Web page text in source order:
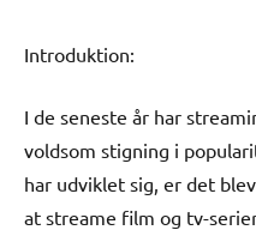
Introduktion:
I de seneste år har
voldsom stigning i
har udviklet sig, er det
at streame film og tv-